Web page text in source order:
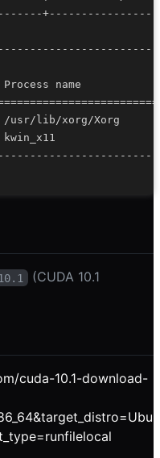
Process name
======================
/usr/lib/xorg/Xorg
kwin_x11
(CUDA 10.1
cuda-10.1-download-